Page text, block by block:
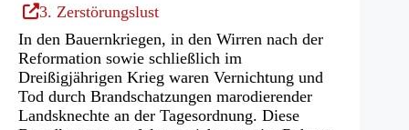
(Öffnet
in
einem
neuen
Tab)
3. Zerstörungslust
In den Bauernkriegen, in den Wirren nach der
Reformation sowie schließlich im
Dreißigjährigen Krieg waren Vernichtung und
Tod durch Brandschatzungen marodierender
Landsknechte an der Tagesordnung. Diese